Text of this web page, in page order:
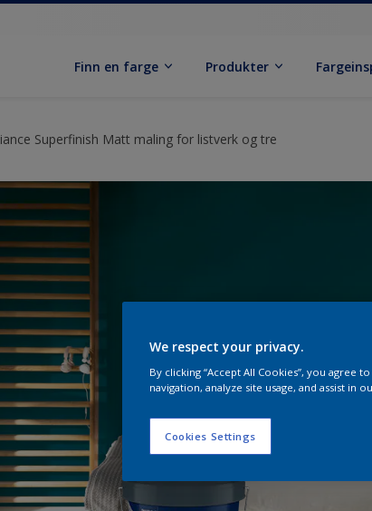
Finn en farge Produkter
Superfinish Matt maling for listverk og tre
We respect your privacy.
By clicking “Accept All Cookies”, you
navigation, analyze site usage, and assist in
Cookies Settings